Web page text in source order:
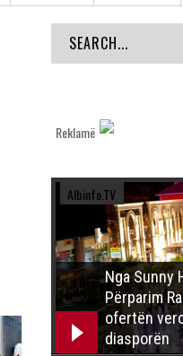
Reklamë
Albinfo.TV
Nga Sunny
Përparim
ofertën
diasporën